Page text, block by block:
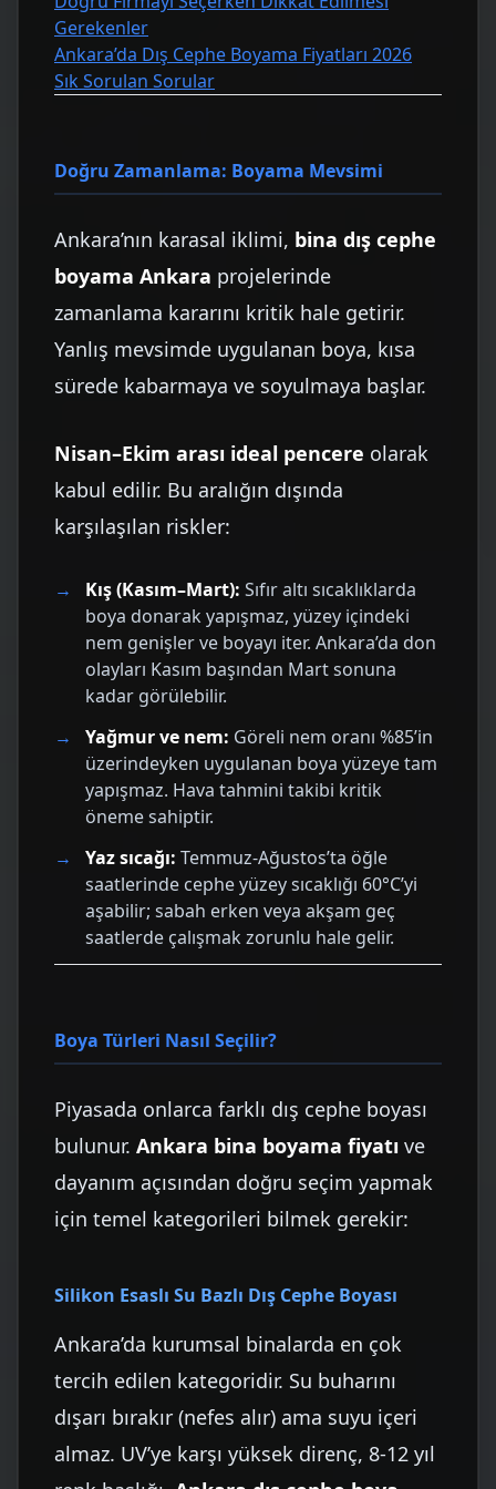
Gerekenler
Ankara’da Dış Cephe Boyama Fiyatları 2026
Sık Sorulan Sorular
Doğru Zamanlama: Boyama Mevsimi
Ankara’nın karasal iklimi, bina dış cephe
boyama Ankara projelerinde
zamanlama kararını kritik hale getirir.
Yanlış mevsimde uygulanan boya, kısa
sürede kabarmaya ve soyulmaya başlar.
Nisan–Ekim arası ideal pencere olarak
kabul edilir. Bu aralığın dışında
karşılaşılan riskler:
Kış (Kasım–Mart): Sıfır altı sıcaklıklarda
boya donarak yapışmaz, yüzey içindeki
nem genişler ve boyayı iter. Ankara’da don
olayları Kasım başından Mart sonuna
kadar görülebilir.
Yağmur ve nem: Göreli nem oranı %85’in
üzerindeyken uygulanan boya yüzeye tam
yapışmaz. Hava tahmini takibi kritik
öneme sahiptir.
Yaz sıcağı: Temmuz-Ağustos’ta öğle
saatlerinde cephe yüzey sıcaklığı 60°C’yi
aşabilir; sabah erken veya akşam geç
saatlerde çalışmak zorunlu hale gelir.
Boya Türleri Nasıl Seçilir?
Piyasada onlarca farklı dış cephe boyası
bulunur. Ankara bina boyama fiyatı ve
dayanım açısından doğru seçim yapmak
için temel kategorileri bilmek gerekir:
Silikon Esaslı Su Bazlı Dış Cephe Boyası
Ankara’da kurumsal binalarda en çok
tercih edilen kategoridir. Su buharını
dışarı bırakır (nefes alır) ama suyu içeri
almaz. UV’ye karşı yüksek direnç, 8-12 yıl